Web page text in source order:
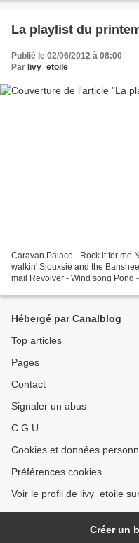
La playlist du
Publié le 02/06/2012 à 08:00
Par livy_etoile
Caravan Palace - Rock it for me
walkin' Siouxsie and the
mail Revolver - Wind song Pond
Hébergé par Canalblog
Top articles
Pages
Contact
Signaler un abus
C.G.U.
Cookies et données
Préférences cookies
Voir le profil de livy_etoile
Créer un